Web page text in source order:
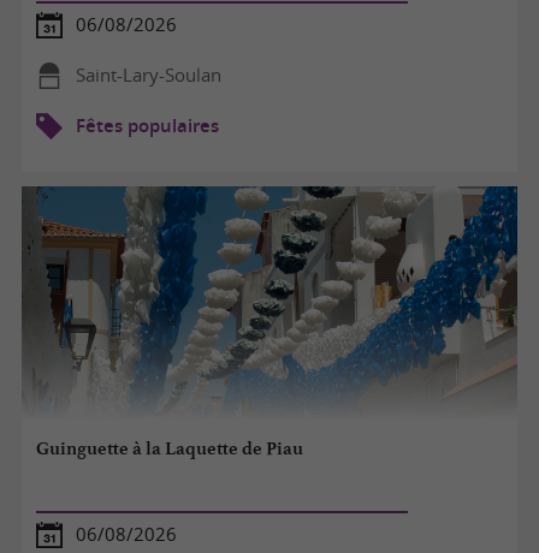
06/08/2026
Saint-Lary-Soulan
Fêtes populaires
Guinguette à la Laquette de Piau
06/08/2026